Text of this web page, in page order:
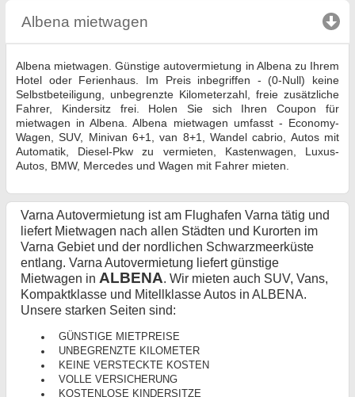
Albena mietwagen
Albena mietwagen. Günstige autovermietung in Albena zu Ihrem
Hotel oder Ferienhaus. Im Preis inbegriffen - (0-Null) keine
Selbstbeteiligung, unbegrenzte Kilometerzahl, freie zusätzliche
Fahrer, Kindersitz frei. Holen Sie sich Ihren Coupon für
mietwagen in Albena. Albena mietwagen umfasst - Economy-
Wagen, SUV, Minivan 6+1, van 8+1, Wandel cabrio, Autos mit
Automatik, Diesel-Pkw zu vermieten, Kastenwagen, Luxus-
Autos, BMW, Mercedes und Wagen mit Fahrer mieten.
Varna Autovermietung ist am Flughafen Varna tätig und
liefert Mietwagen nach allen Städten und Kurorten im
Varna Gebiet und der nordlichen Schwarzmeerküste
entlang. Varna Autovermietung liefert günstige
Mietwagen in ALBENA. Wir mieten auch SUV, Vans,
Kompaktklasse und Mitellklasse Autos in ALBENA.
Unsere starken Seiten sind:
GÜNSTIGE MIETPREISE
UNBEGRENZTE KILOMETER
KEINE VERSTECKTE KOSTEN
VOLLE VERSICHERUNG
KOSTENLOSE KINDERSITZE